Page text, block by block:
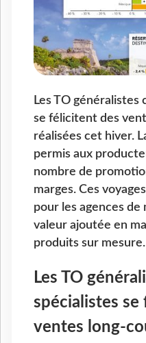
Les TO généralistes
se félicitent des
réalisées cet hiver.
permis aux
nombre de
marges. Ces
pour les agences
valeur ajoutée en
produits sur mesure.
Les TO
spécialistes
ventes long-